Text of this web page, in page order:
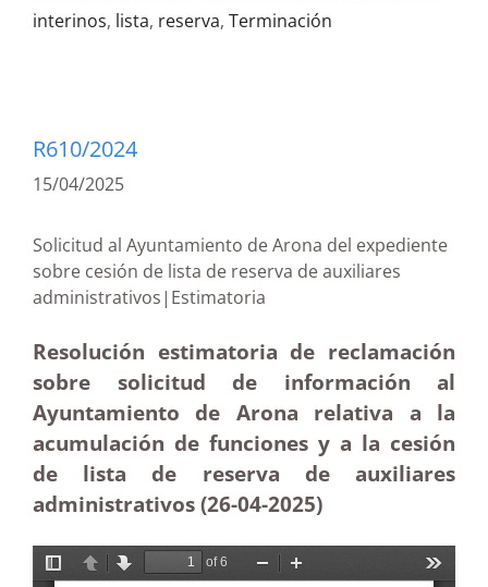
interinos, lista, reserva, Terminación
R610/2024
15/04/2025
Solicitud al Ayuntamiento de Arona del expediente
sobre cesión de lista de reserva de auxiliares
administrativos|Estimatoria
Resolución estimatoria de reclamación
sobre solicitud de información al
Ayuntamiento de Arona relativa a la
acumulación de funciones y a la cesión
de lista de reserva de auxiliares
administrativos (26-04-2025)